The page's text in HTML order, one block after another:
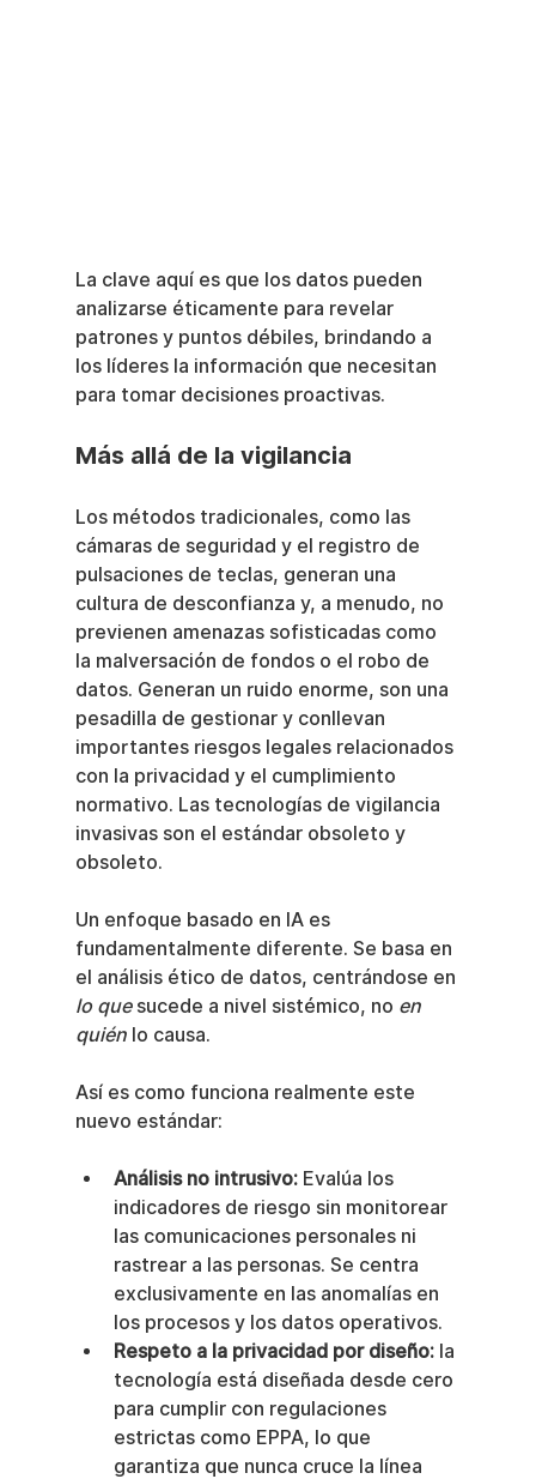
La clave aquí es que los datos pueden
analizarse éticamente para revelar
patrones y puntos débiles, brindando a
los líderes la información que necesitan
para tomar decisiones proactivas.
Más allá de la vigilancia
Los métodos tradicionales, como las
cámaras de seguridad y el registro de
pulsaciones de teclas, generan una
cultura de desconfianza y, a menudo, no
previenen amenazas sofisticadas como
la malversación de fondos o el robo de
datos. Generan un ruido enorme, son una
pesadilla de gestionar y conllevan
importantes riesgos legales relacionados
con la privacidad y el cumplimiento
normativo. Las tecnologías de vigilancia
invasivas son el estándar obsoleto y
obsoleto.
Un enfoque basado en IA es
fundamentalmente diferente. Se basa en
el análisis ético de datos, centrándose en
lo que sucede a nivel sistémico, no en
quién lo causa.
Así es como funciona realmente este
nuevo estándar:
Análisis no intrusivo: Evalúa los
indicadores de riesgo sin monitorear
las comunicaciones personales ni
rastrear a las personas. Se centra
exclusivamente en las anomalías en
los procesos y los datos operativos.
Respeto a la privacidad por diseño: la
tecnología está diseñada desde cero
para cumplir con regulaciones
estrictas como EPPA, lo que
garantiza que nunca cruce la línea